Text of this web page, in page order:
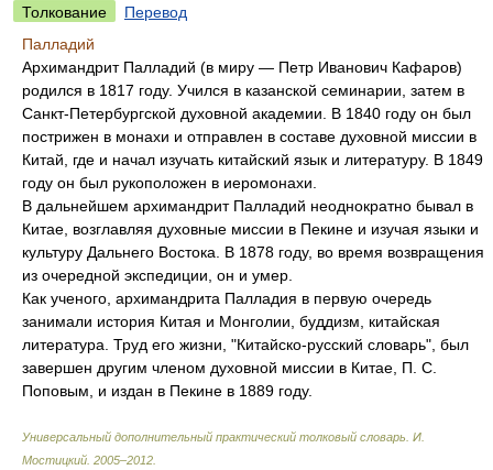
Толкование
Перевод
Палладий
Архимандрит Палладий (в миру — Петр Иванович Кафаров)
родился в 1817 году. Учился в казанской семинарии, затем в
Санкт-Петербургской духовной академии. В 1840 году он был
пострижен в монахи и отправлен в составе духовной миссии в
Китай, где и начал изучать китайский язык и литературу. В 1849
году он был рукоположен в иеромонахи.
В дальнейшем архимандрит Палладий неоднократно бывал в
Китае, возглавляя духовные миссии в Пекине и изучая языки и
культуру Дальнего Востока. В 1878 году, во время возвращения
из очередной экспедиции, он и умер.
Как ученого, архимандрита Палладия в первую очередь
занимали история Китая и Монголии, буддизм, китайская
литература. Труд его жизни, "Китайско-русский словарь", был
завершен другим членом духовной миссии в Китае, П. С.
Поповым, и издан в Пекине в 1889 году.
Универсальный дополнительный практический толковый словарь И.
Мостицкий 2005–2012